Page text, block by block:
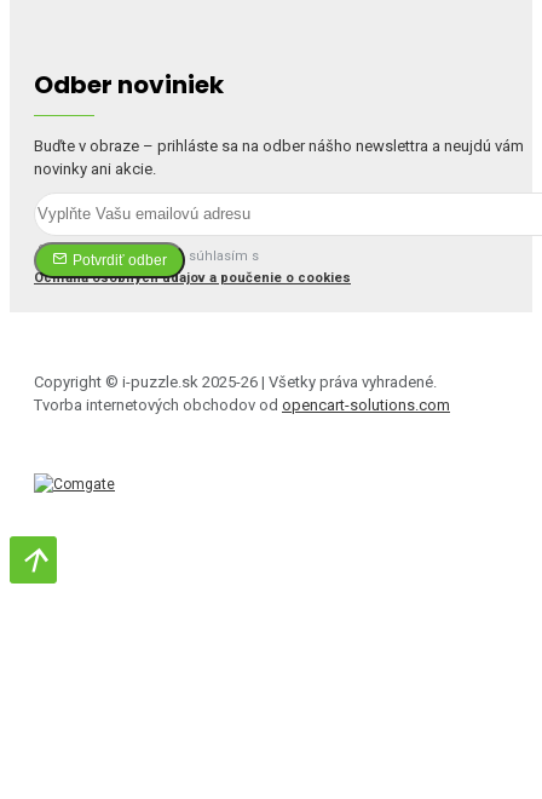
Odber noviniek
Buďte v obraze – prihláste sa na odber nášho newslettra a neujdú vám
novinky ani akcie.
Potvrdiť odber
Prečítal(a) som si a súhlasím s
Ochrana osobných údajov a poučenie o cookies
Copyright © i-puzzle.sk 2025-26 | Všetky práva vyhradené.
Tvorba internetových obchodov od opencart-solutions.com